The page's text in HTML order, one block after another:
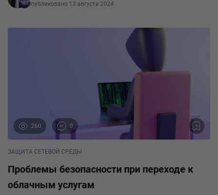
микроскопиче
Опубликовано 13 августа 2024
260 0
ЗАЩИТА СЕТЕВОЙ СРЕДЫ
Проблемы безопасности при переходе к
облачным услугам